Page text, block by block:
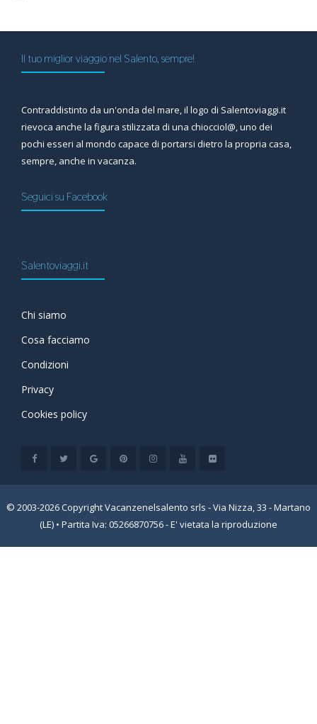
Il tuo miglior viaggio nel Salento, sempre!
Contraddistinto da un'onda del mare, il logo di Salentoviaggi.it
rievoca anche la figura stilizzata di una chiocciol@, uno dei
pochi esseri al mondo capace di portarsi dietro la propria casa,
sempre, anche in vacanza.
Seguici su Facebook
Salentoviaggi.it
Chi siamo
Cosa facciamo
Condizioni
Privacy
Cookies policy
© 2003-2026 Copyright Vacanzenelsalento srls - Via Nizza, 33 - Martano
(LE) • Partita Iva: 05266870756 - E' vietata la riproduzione